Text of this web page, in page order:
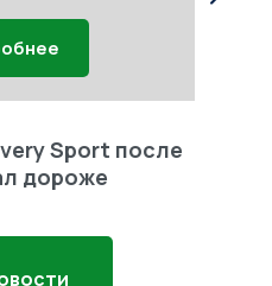
Sport после
дороже